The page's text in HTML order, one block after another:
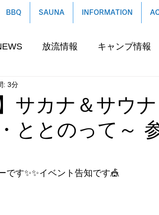
BBQ SAUNA INFORMATION
放流情報 キャンプ情報
サカナ＆サウ
ととのって～
: 3分
です✨✨イベント告知です🎪